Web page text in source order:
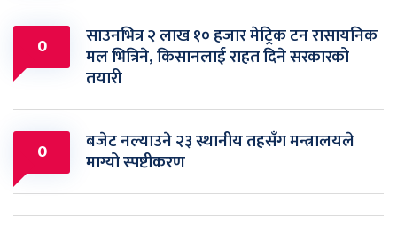
0 साउनभित्र २ लाख १० हजार मेट्रिक टन रासायनिक
मल भित्रिने, किसानलाई राहत दिने सरकारको
तयारी
0 बजेट नल्याउने २३ स्थानीय तहसँग मन्त्रालयले
माग्यो स्पष्टीकरण